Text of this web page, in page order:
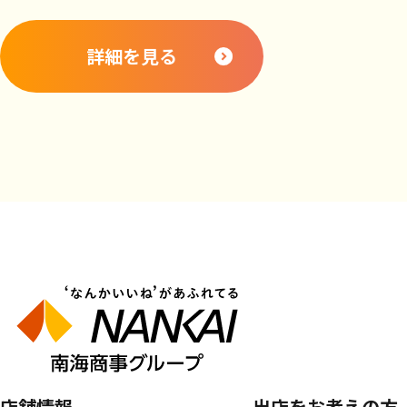
詳細を見る